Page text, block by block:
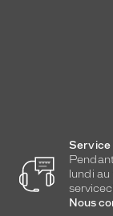
Service
lundi
Nous